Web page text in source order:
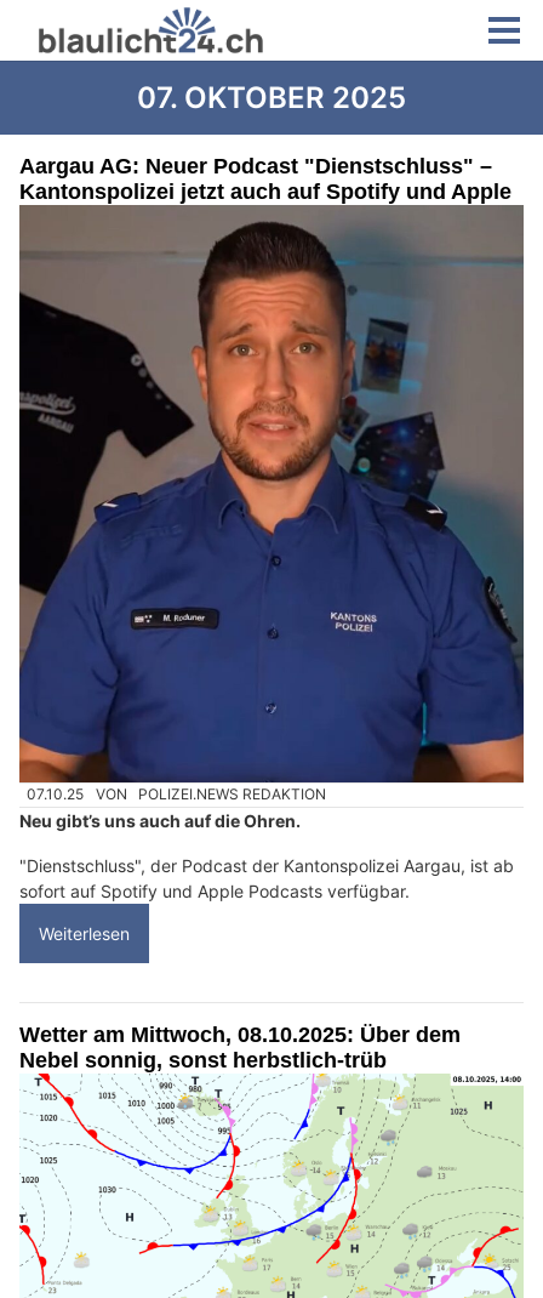
07. OKTOBER 2025
Aargau AG: Neuer Podcast "Dienstschluss" –
Kantonspolizei jetzt auch auf Spotify und Apple
07.10.25 VON POLIZEI.NEWS REDAKTION
Neu gibt’s uns auch auf die Ohren.
"Dienstschluss", der Podcast der Kantonspolizei Aargau, ist ab
sofort auf Spotify und Apple Podcasts verfügbar.
Weiterlesen
Wetter am Mittwoch, 08.10.2025: Über dem
Nebel sonnig, sonst herbstlich-trüb